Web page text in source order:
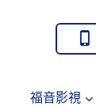
福音影視